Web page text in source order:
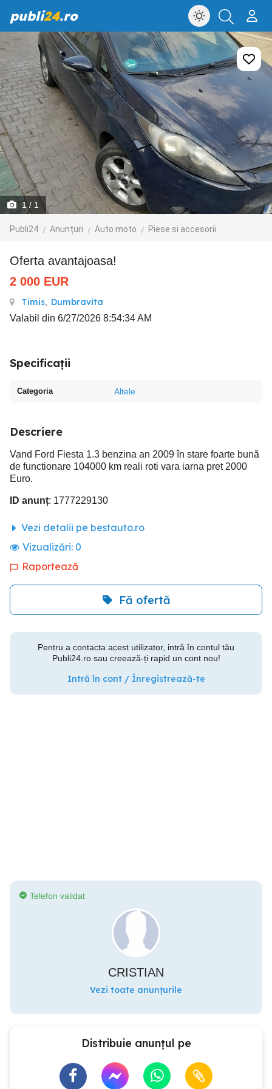
publi24.ro
1/ 1
Publi24 Anunțuri Auto moto Piese si accesorii
Oferta avantajoasa!
2 000 EUR
Timis, Dumbravita
Valabil din 6/27/2026 8:54:34 AM
Specificații
Categoria Altele
Descriere
Vand Ford Fiesta 1.3 benzina an 2009 în stare foarte bună
de functionare 104000 km reali roti vara iarna pret 2000
Euro.
ID anunț: 1777229130
Vezi detalii pe bestauto.ro
Vizualizări: 0
Raportează
Fă ofertă
Pentru a contacta acest utilizator, intră în contul tău
Publi24.ro sau creează-ți rapid un cont nou!
Intră în cont / Înregistrează-te
Telefon validat
CRISTIAN
Vezi toate anunțurile
Distribuie anunțul pe